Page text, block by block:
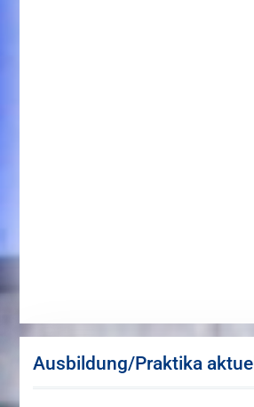
Ausbildung/Praktika aktuell